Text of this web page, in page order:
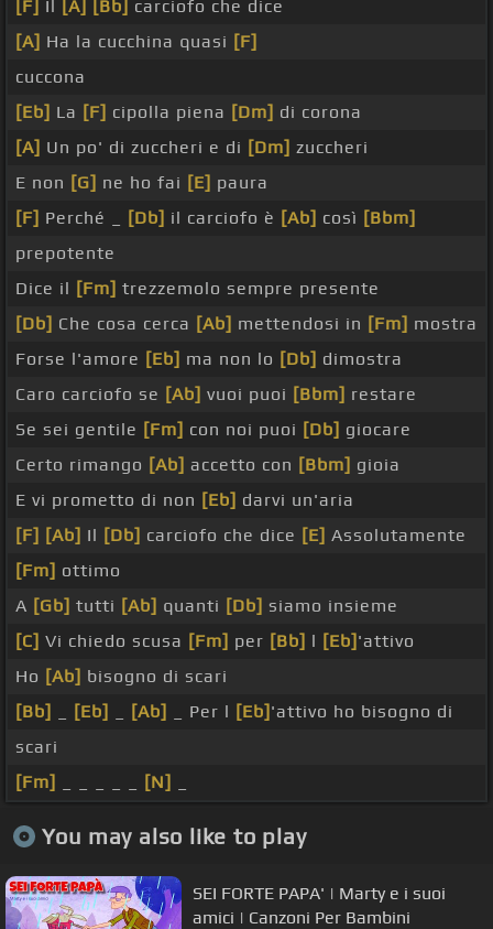
[F] Il [A] [Bb]
carciofo che dice
[A] Ha la cucchina quasi [F]
cuccona
[Eb] La [F] cipolla piena [Dm] di corona
[A] Un po' di zuccheri e di [Dm] zuccheri
E non [G] ne ho fai [E] paura
[F] Perché _ [Db] il carciofo è [Ab] così [Bbm]
prepotente
Dice il [Fm] trezzemolo sempre presente
[Db] Che cosa cerca [Ab] mettendosi in [Fm] mostra
Forse l'amore [Eb] ma non lo [Db] dimostra
Caro carciofo se [Ab] vuoi puoi [Bbm] restare
Se sei gentile [Fm] con noi puoi [Db] giocare
Certo rimango [Ab] accetto con [Bbm] gioia
E vi prometto di non [Eb] darvi un'aria
[F] [Ab] Il [Db] carciofo che dice [E] Assolutamente
[Fm] ottimo
A [Gb] tutti [Ab] quanti [Db] siamo insieme
[C] Vi chiedo scusa [Fm] per [Bb] l [Eb] 'attivo
Ho [Ab] bisogno di scari
[Bb]
[Eb] [Ab] _ Per l [Eb] 'attivo ho bisogno di
scari
[Fm]
[N]
You may also like to play
SEI FORTE PAPA' | Marty e i suoi
amici | Canzoni Per Bambini